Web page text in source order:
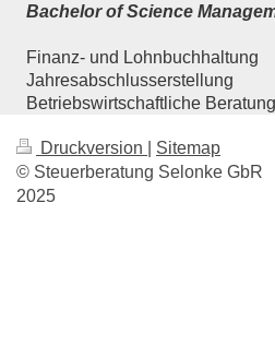
Bachelor of Science
Finanz- und Lohnbuchhaltung
Jahresabschlusserstellung
Betriebswirtschaftliche Beratung
Druckversion
Sitemap
© Steuerberatung Selonke GbR
2025